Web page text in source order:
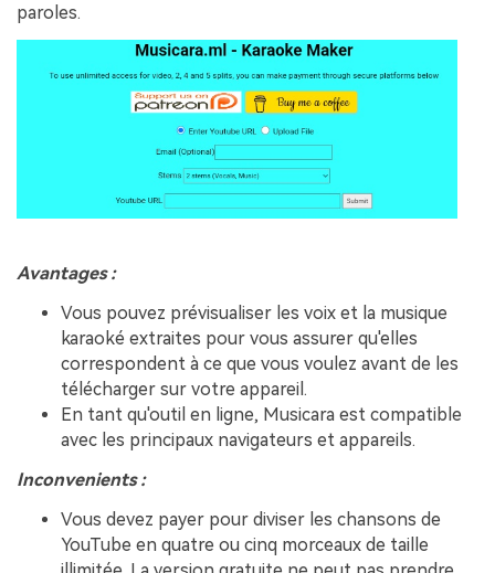
paroles.
Avantages :
Vous pouvez prévisualiser les voix et la musique
karaoké extraites pour vous assurer qu'elles
correspondent à ce que vous voulez avant de les
télécharger sur votre appareil.
En tant qu'outil en ligne, Musicara est compatible
avec les principaux navigateurs et appareils.
Inconvenients :
Vous devez payer pour diviser les chansons de
YouTube en quatre ou cinq morceaux de taille